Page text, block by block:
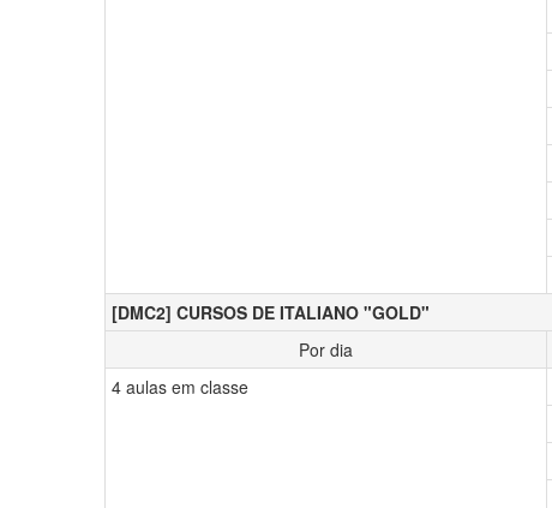
[DMC2] CURSOS DE ITALIANO "GOLD"
Por dia
4 aulas em classe